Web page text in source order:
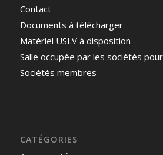
Contact
Documents à télécharger
Matériel USLV à disposition
Salle occupée par les sociétés
Sociétés membres
CATÉGORIES